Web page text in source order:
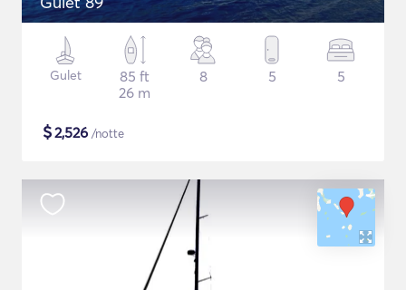
Gulet
85 ft
26 m
8 5 5
$2,526 /notte